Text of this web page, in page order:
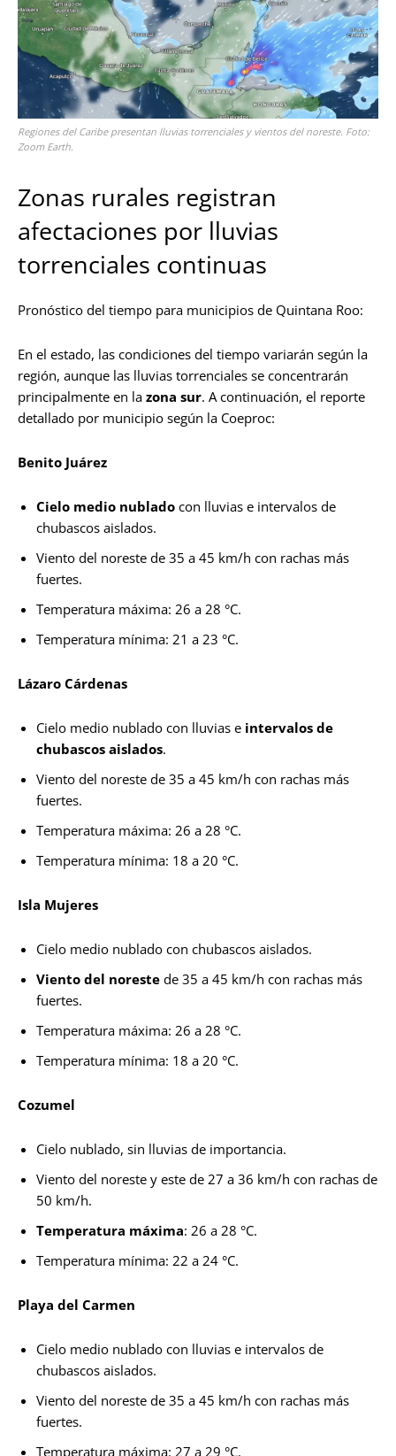
Regiones del Caribe presentan lluvias torrenciales y vientos del noreste. Foto:
Zoom Earth.
Zonas rurales registran
afectaciones por lluvias
torrenciales continuas
Pronóstico del tiempo para municipios de Quintana Roo:
En el estado, las condiciones del tiempo variarán según la
región, aunque las lluvias torrenciales se concentrarán
principalmente en la zona sur. A continuación, el reporte
detallado por municipio según la Coeproc:
Benito Juárez
Cielo medio nublado con lluvias e intervalos de
chubascos aislados.
Viento del noreste de 35 a 45 km/h con rachas más
fuertes.
Temperatura máxima: 26 a 28 °C.
Temperatura mínima: 21 a 23 °C.
Lázaro Cárdenas
Cielo medio nublado con lluvias e intervalos de
chubascos aislados.
Viento del noreste de 35 a 45 km/h con rachas más
fuertes.
Temperatura máxima: 26 a 28 °C.
Temperatura mínima: 18 a 20 °C.
Isla Mujeres
Cielo medio nublado con chubascos aislados.
Viento del noreste de 35 a 45 km/h con rachas más
fuertes.
Temperatura máxima: 26 a 28 °C.
Temperatura mínima: 18 a 20 °C.
Cozumel
Cielo nublado, sin lluvias de importancia.
Viento del noreste y este de 27 a 36 km/h con rachas de
50 km/h.
Temperatura máxima: 26 a 28 °C.
Temperatura mínima: 22 a 24 °C.
Playa del Carmen
Cielo medio nublado con lluvias e intervalos de
chubascos aislados.
Viento del noreste de 35 a 45 km/h con rachas más
fuertes.
Temperatura máxima: 27 a 29 °C.